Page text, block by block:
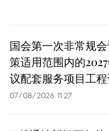
国会第一次非常规
策适用范围内的
议配套服务项目工
07/08/2026 11:27